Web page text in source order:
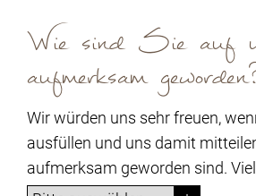
Wie sind Sie auf
aufmerksam geworden?
Wir würden uns sehr freuen,
ausfüllen und uns damit
aufmerksam geworden sind.